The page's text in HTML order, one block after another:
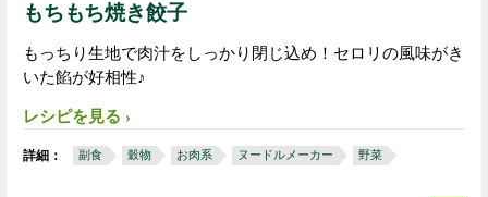
もちもち焼き餃子
もっちり生地で肉汁をしっかり閉じ込め！セロリの風味がき
いた餡が好相性♪
レシピを見る
詳細： 副食 穀物 お肉系 ヌードルメーカー 野菜